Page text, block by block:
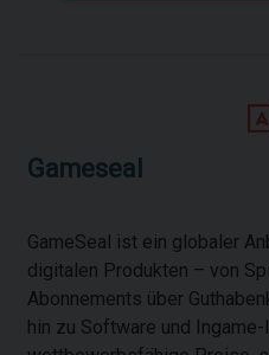
Gameseal
GameSeal ist ein globaler
digitalen Produkten – von
Abonnements über
hin zu Software und